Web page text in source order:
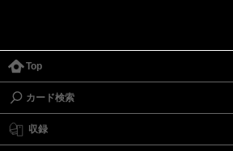
Top
カード検索
収録